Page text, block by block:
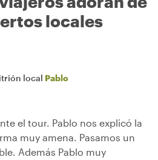
locales
local Pablo
el tour. Pablo nos explicó la
muy amena. Pasamos un
Además Pablo muy